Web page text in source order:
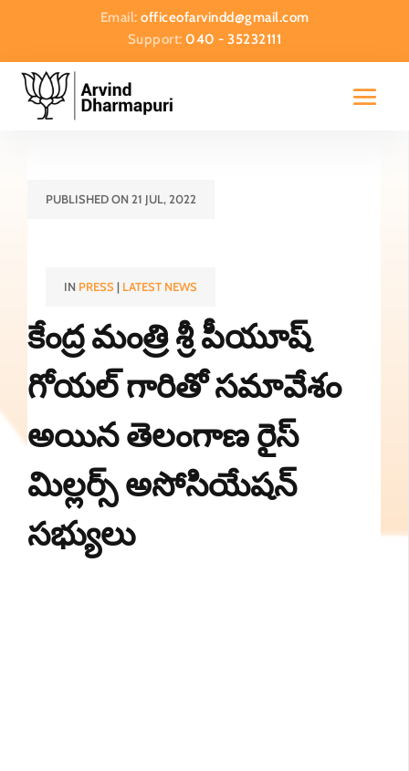
Email: officeofarvindd@gmail.com
Support:040 - 35232111
PUBLISHED ON 21 JUL, 2022
IN PRESS| LATEST NEWS
కేంద్ర మంత్రి శ్రీ పీయూష్
గోయల్ గారితో సమావేశం
అయిన తెలంగాణ రైస్
మిల్లర్స్ అసోసియేషన్
సభ్యులు